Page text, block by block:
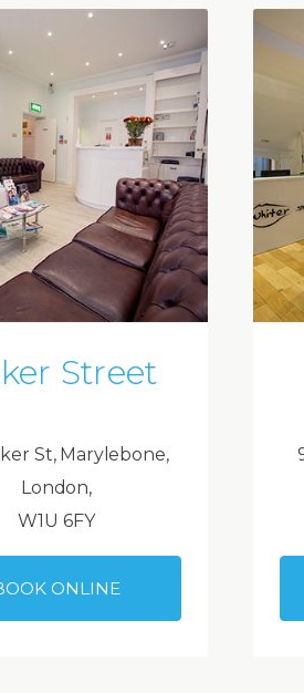
Street
St, Marylebone,
London,
W1U 6FY
ONLINE